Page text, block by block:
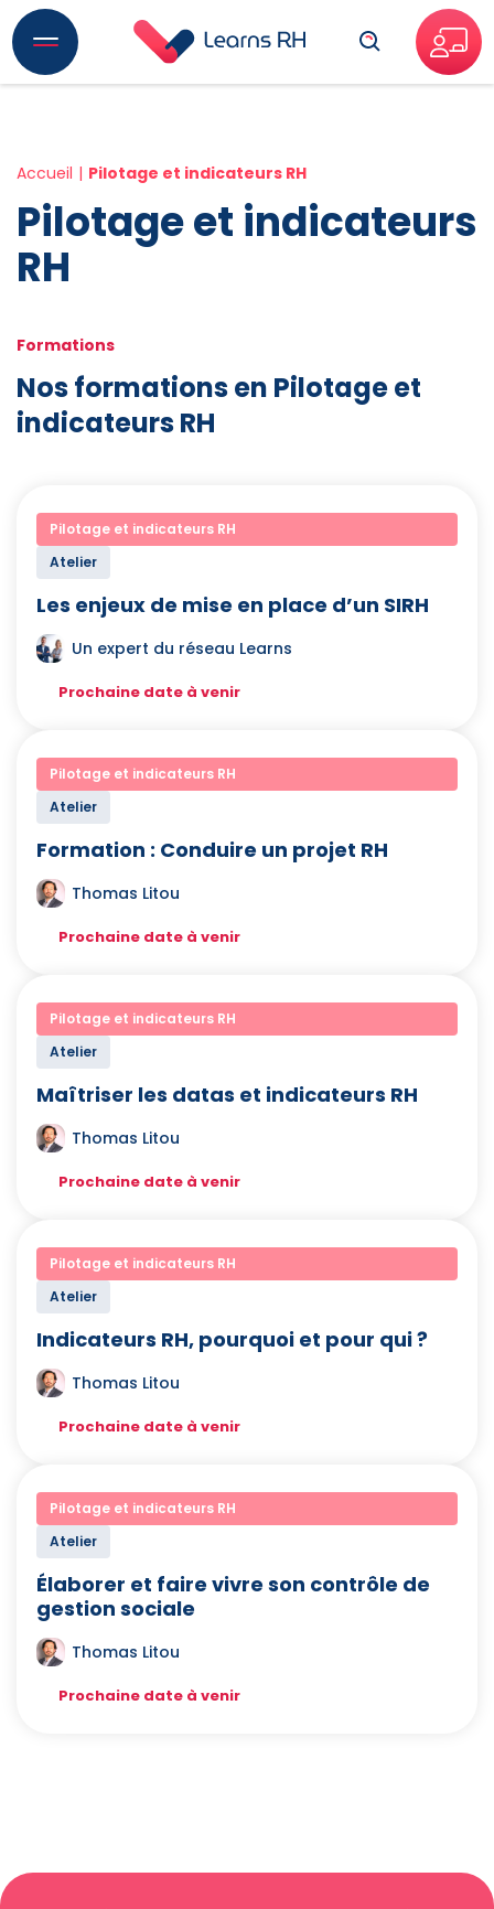
Recherche
Accueil Pilotage et indicateurs RH
Pilotage et indicateurs
RH
Formations
Nos formations en Pilotage et
indicateurs RH
Pilotage et indicateurs RH
Atelier
Les enjeux de mise en place d’un SIRH
Un expert du réseau Learns
Prochaine date à venir
Pilotage et indicateurs RH
Atelier
Formation : Conduire un projet RH
Thomas Litou
Prochaine date à venir
Pilotage et indicateurs RH
Atelier
Maîtriser les datas et indicateurs RH
Thomas Litou
Prochaine date à venir
Pilotage et indicateurs RH
Atelier
Indicateurs RH, pourquoi et pour qui ?
Thomas Litou
Prochaine date à venir
Pilotage et indicateurs RH
Atelier
Élaborer et faire vivre son contrôle de
gestion sociale
Thomas Litou
Prochaine date à venir